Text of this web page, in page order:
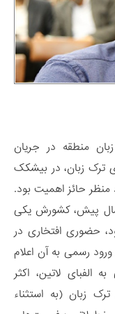
6 کشور ترک زبان منطقه در جریان
زبان، در بیشکک
منظر حائز اهمیت بود.
جمهوری پیشین ازبکستان که تا 2 سال پیش، کشورش یکی
حضوری افتخاری در
رسمی به آن اعلام
الفبای لاتین، اکثر
زبان (به استثناء